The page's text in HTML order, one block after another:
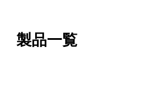
製品一覧